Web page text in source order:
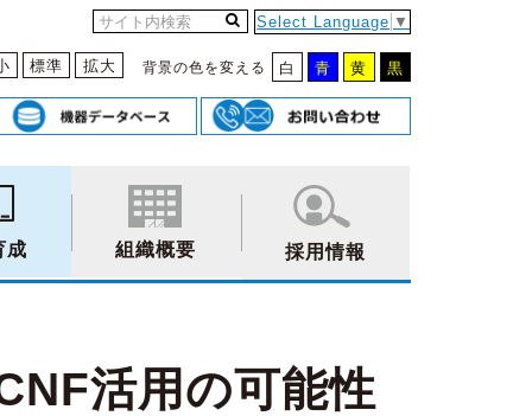
Select Language ▼
標準 拡大 背景の色を変える 白 青 黄 黒
成 組織概要 採用情報
活用の可能性